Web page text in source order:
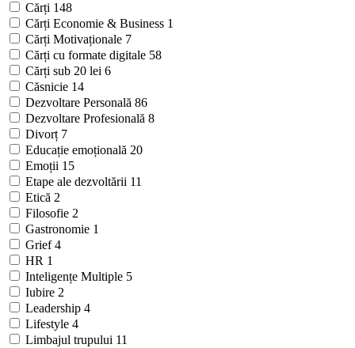
Cărți 148
Cărți Economie & Business 1
Cărți Motivaționale 7
Cărți cu formate digitale 58
Cărți sub 20 lei 6
Căsnicie 14
Dezvoltare Personală 86
Dezvoltare Profesională 8
Divorț 7
Educație emoțională 20
Emoții 15
Etape ale dezvoltării 11
Etică 2
Filosofie 2
Gastronomie 1
Grief4
HR 1
Inteligențe Multiple 5
Iubire 2
Leadership 4
Lifestyle 4
Limbajul trupului 11